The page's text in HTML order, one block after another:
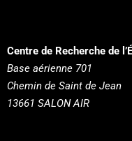
Centre de Recherche de
Base aérienne 701
Chemin de Saint de Jean
13661 SALON AIR